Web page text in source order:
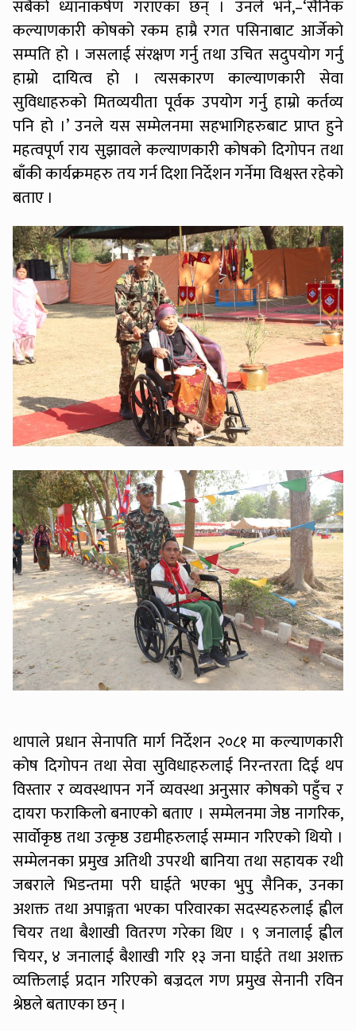
सबैको ध्यानाकर्षण गराएका छन् । उनले भने,–‘सैनिक
कल्याणकारी कोषको रकम हाम्रै रगत पसिनाबाट आर्जेको
सम्पति हो । जसलाई संरक्षण गर्नु तथा उचित सदुपयोग गर्नु
हाम्रो दायित्व हो । त्यसकारण काल्याणकारी सेवा
सुविधाहरुको मितव्ययीता पूर्वक उपयोग गर्नु हाम्रो कर्तव्य
पनि हो ।’ उनले यस सम्मेलनमा सहभागिहरुबाट प्राप्त हुने
महत्वपूर्ण राय सुझावले कल्याणकारी कोषको दिगोपन तथा
बाँकी कार्यक्रमहरु तय गर्न दिशा निर्देशन गर्नेमा विश्वस्त रहेको
बताए ।
थापाले प्रधान सेनापति मार्ग निर्देशन २०८१ मा कल्याणकारी
कोष दिगोपन तथा सेवा सुविधाहरुलाई निरन्तरता दिई थप
विस्तार र व्यवस्थापन गर्ने व्यवस्था अनुसार कोषको पहुँच र
दायरा फराकिलो बनाएको बताए । सम्मेलनमा जेष्ठ नागरिक,
सार्वोकृष्ठ तथा उत्कृष्ठ उद्यमीहरुलाई सम्मान गरिएको थियो ।
सम्मेलनका प्रमुख अतिथी उपरथी बानिया तथा सहायक रथी
जबराले भिडन्तमा परी घाईते भएका भुपु सैनिक, उनका
अशक्त तथा अपाङ्गता भएका परिवारका सदस्यहरुलाई ह्वील
चियर तथा बैशाखी वितरण गरेका थिए । ९ जनालाई ह्वील
चियर, ४ जनालाई बैशाखी गरि १३ जना घाईते तथा अशक्त
व्यक्तिलाई प्रदान गरिएको बज्रदल गण प्रमुख सेनानी रविन
श्रेष्ठले बताएका छन् ।